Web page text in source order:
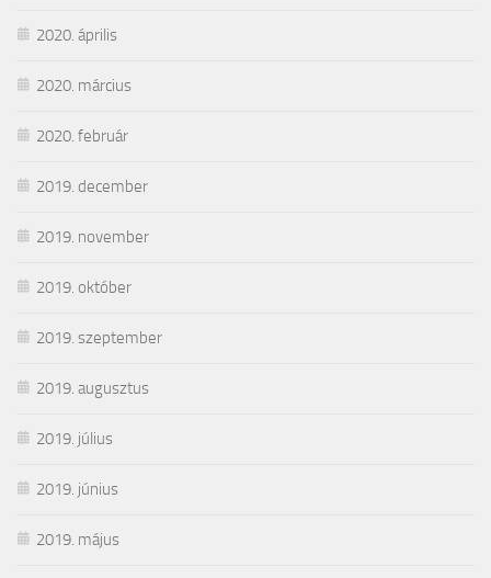
2020. április
2020. március
2020. február
2019. december
2019. november
2019. október
2019. szeptember
2019. augusztus
2019. július
2019. június
2019. május